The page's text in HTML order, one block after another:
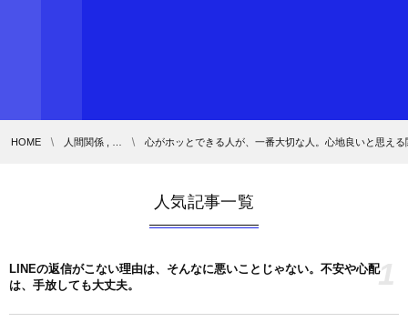
HOME 人間関係 , … 心がホッとできる人が、一番大切な人。心地良いと思え
人気記事一覧
LINEの返信がこない理由は、そんなに悪いことじゃない。不安や心配
は、手放しても大丈夫。
1